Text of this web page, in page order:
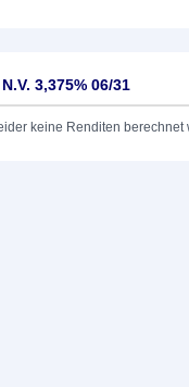
3,375% 06/31
keine Renditen berechnet